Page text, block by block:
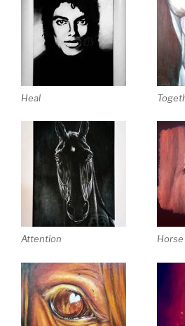
Heal
Attention Horse